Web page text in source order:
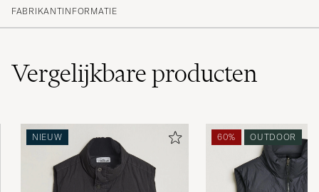
FABRIKANTINFORMATIE
Vergelijkbareproducten
NIEUW 60% OUTDOOR